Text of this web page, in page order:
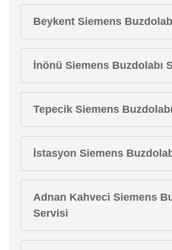
Beykent Siemens
İnönü Siemens Buzdolabı
Tepecik Siemens
İstasyon Siemens
Adnan Kahveci Siemens
Servisi